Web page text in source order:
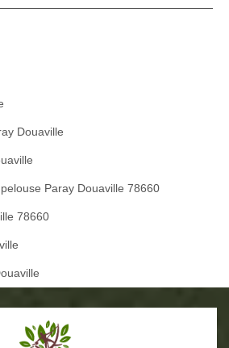
Douaville
Paray Douaville 78660
78660